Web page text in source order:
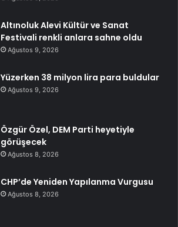
Altınoluk Alevi Kültür ve Sanat
Festivali renkli anlara sahne oldu
Ağustos 9, 2026
Yüzerken 38 milyon lira para buldular
Ağustos 9, 2026
Özgür Özel, DEM Parti heyetiyle
görüşecek
Ağustos 8, 2026
CHP’de Yeniden Yapılanma Vurgusu
Ağustos 8, 2026